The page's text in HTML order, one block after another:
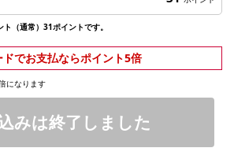
（通常）31ポイントです。
でお支払ならポイント5倍
になります
みは終了しました